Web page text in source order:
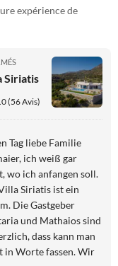
expérience de
Siriatis
(56 Avis)
Tag liebe Familie
ich weiß gar
wo ich anfangen soll.
Siriatis ist ein
Die Gastgeber
und Mathaios sind
dass kann man
in Worte fassen. Wir